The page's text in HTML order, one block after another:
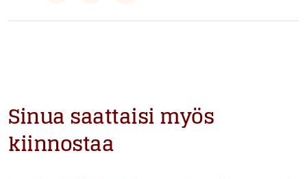
Sinua saattaisi myös
kiinnostaa